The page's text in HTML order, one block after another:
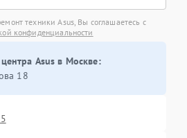
техники Asus, Вы соглашаетесь с
конфиденциальности
Asus в Москве:
18